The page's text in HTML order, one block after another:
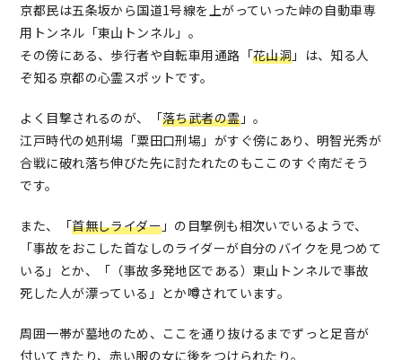
京都民は五条坂から国道1号線を上がっていった峠の自動車専
用トンネル「東山トンネル」。
その傍にある、歩行者や自転車用通路「花山洞 」は、知る人
ぞ知る京都の心霊スポットです。
よく目撃されるのが、「落ち武者の霊」。
江戸時代の処刑場「粟田口刑場」がすぐ傍にあり、明智光秀が
合戦に破れ落ち伸びた先に討たれたのもここのすぐ南だそう
です。
また、「首無しライダー 」の目撃例も相次いでいるようで、
「事故をおこした首なしのライダーが自分のバイクを見つめて
いる」とか、「（事故多発地区である）東山トンネルで事故
死した人が漂っている」とか噂されています。
周囲一帯が墓地のため、ここを通り抜けるまでずっと足音が
付いてきたり、赤い服の女に後をつけられたり。